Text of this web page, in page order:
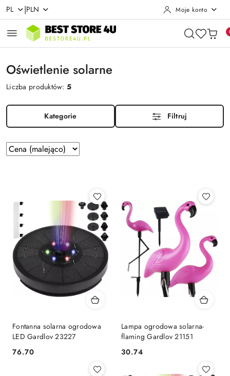
Przejdź do treści głównej
Przejdź do wyszukiwarki
Przejdź do moje konto
Przejdź do menu głównego
Przejdź do stopki
PL |PLN Moje konto
Oświetlenie solarne
Liczba produktów:5
Kategorie Filtruj
Zastosowano
sortowanie:
Sortuj
według
Fontanna solarna ogrodowa
LED Gardlov 23227
Cena:
76.70
Lampa ogrodowa solarna-
flaming Gardlov 21151
Cena:
30.74